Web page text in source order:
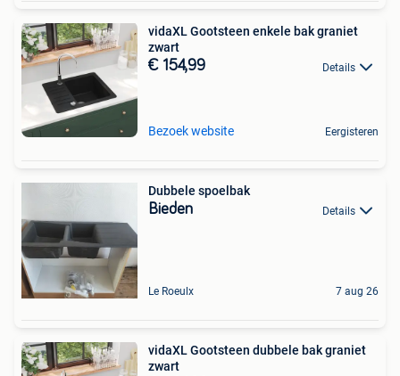
vidaXL Gootsteen enkele bak graniet
zwart
€ 154,99 Details
Bezoek website Eergisteren
Dubbele spoelbak
Bieden Details
Le Roeulx 7 aug 26
vidaXL Gootsteen dubbele bak graniet
zwart